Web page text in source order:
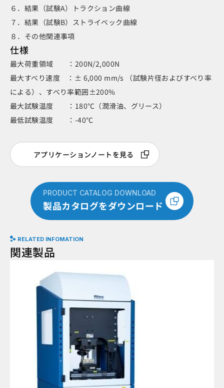
６．結果（試験A）トラクション曲線
７．結果（試験B）ストライベック曲線
８．その他関連事項
仕様
最大荷重領域 ：200N/2,000N
最大すべり速度 ：± 6,000 mm/s （試験片径およびすべり率
による）、すべり率範囲±200%
最大試験温度 ：180℃（潤滑油、グリース）
最低試験温度 ：-40℃
アプリケーションノートを見る
PRODUCT CATALOG DOWNLOAD
製品カタログをダウンロード
RELATED INFOMATION
関連製品